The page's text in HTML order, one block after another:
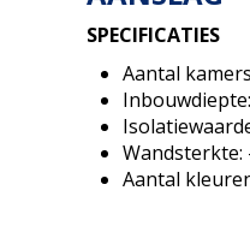
SPECIFICATIES
Aantal
Wandsterkte:
Aantal